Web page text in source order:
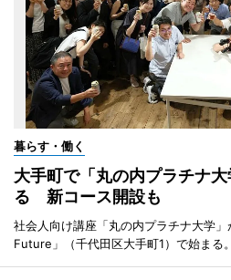
暮らす・働く
大手町で「丸の内プラチナ
る 新コース開設も
社会人向け講座「丸の内プラチナ大学
Future」（千代田区大手町1）で始まる。